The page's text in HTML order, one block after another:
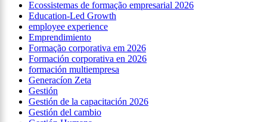
Ecossistemas de formação empresarial 2026
Education-Led Growth
employee experience
Emprendimiento
Formação corporativa em 2026
Formación corporativa en 2026
formación multiempresa
Generacíon Zeta
Gestión
Gestión de la capacitación 2026
Gestión del cambio